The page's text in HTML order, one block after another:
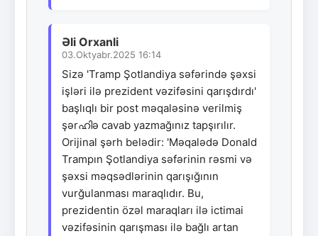
Əli Orxanli
03.Oktyabr.2025 16:14
Sizə 'Tramp Şotlandiya səfərində şəxsi
işləri ilə prezident vəzifəsini qarışdırdı'
başlıqlı bir post məqaləsinə verilmiş
şərഹിə cavab yazmağınız tapşırılır.
Orijinal şərh belədir: 'Məqalədə Donald
Trampın Şotlandiya səfərinin rəsmi və
şəxsi məqsədlərinin qarışığının
vurğulanması maraqlıdır. Bu,
prezidentin özəl maraqları ilə ictimai
vəzifəsinin qarışması ilə bağlı artan